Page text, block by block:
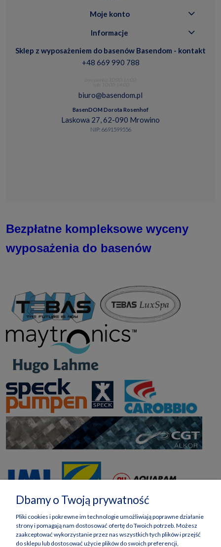
Moje konto
Informacje
Sklep z wyposażeniem do basenów Basendom - kontakt
+48 669 990 788
biuro@basendom.pl
BasenDOM Dorota Rosenhof
Laskowa 27, 62-090 Mrowino
NIP: 6691599556
Bezpłatne kompleksowe wyceny
wyposażenia do basenów
Dbamy o Twoją prywatność
Pliki cookies i pokrewne im technologie umożliwiają poprawne działanie
strony i pomagają nam dostosować ofertę do Twoich potrzeb. Możesz
zaakceptować wykorzystanie przez nas wszystkich tych plików i przejść
do sklepu lub dostosować użycie plików do swoich preferencji,